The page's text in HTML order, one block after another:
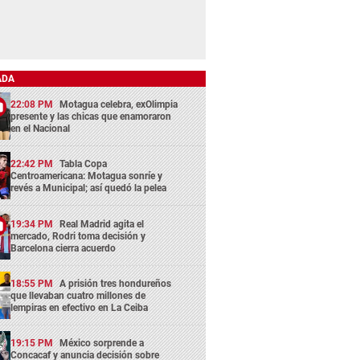
22:08 PM Motagua celebra, exOlimpia
presente y las chicas que enamoraron
en el Nacional
22:42 PM Tabla Copa
Centroamericana: Motagua sonríe y
revés a Municipal; así quedó la pelea
19:34 PM Real Madrid agita el
mercado, Rodri toma decisión y
Barcelona cierra acuerdo
18:55 PM A prisión tres hondureños
que llevaban cuatro millones de
lempiras en efectivo en La Ceiba
19:15 PM México sorprende a
Concacaf y anuncia decisión sobre